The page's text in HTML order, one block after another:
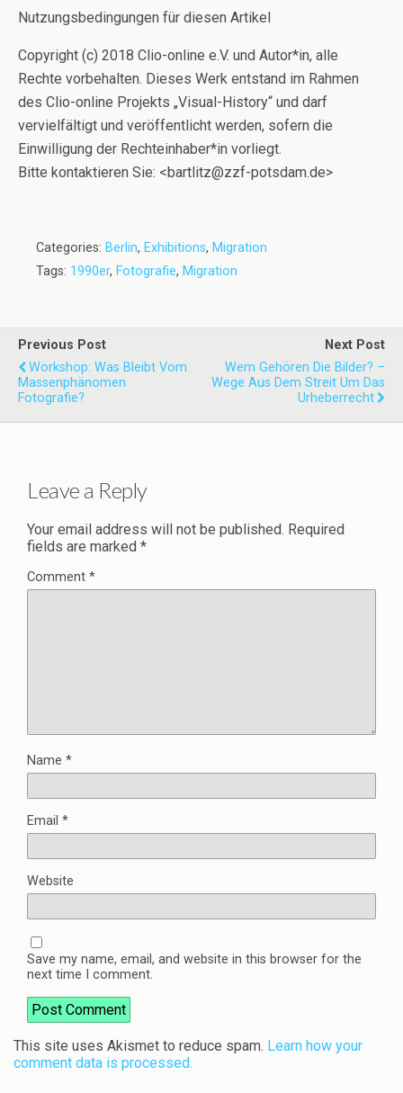
Nutzungsbedingungen für diesen Artikel
Copyright (c) 2018 Clio-online e.V. und Autor*in, alle
Rechte vorbehalten. Dieses Werk entstand im Rahmen
des Clio-online Projekts „Visual-History“ und darf
vervielfältigt und veröffentlicht werden, sofern die
Einwilligung der Rechteinhaber*in vorliegt.
Bitte kontaktieren Sie: <bartlitz@zzf-potsdam.de>
Categories: Berlin, Exhibitions, Migration
Tags: 1990er, Fotografie, Migration
Previous Post
Workshop: Was Bleibt Vom
Massenphänomen
Fotografie?
Next Post
Wem Gehören Die Bilder? –
Wege Aus Dem Streit Um Das
Urheberrecht
Leave a Reply
Your email address will not be published. Required
fields are marked *
Comment *
Name *
Email *
Website
Save my name, email, and website in this browser for the
next time I comment.
This site uses Akismet to reduce spam. Learn how your
comment data is processed.